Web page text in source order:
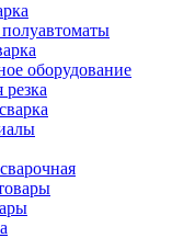
оборудование